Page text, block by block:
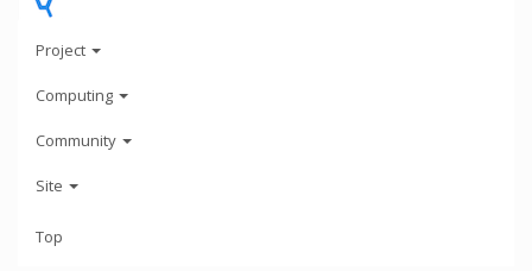
Project
Computing
Community
Site
Top